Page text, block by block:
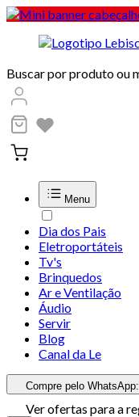
Buscar por produto ou
Menu
Dia dos Pais
Eletroportáteis
Tv's
Brinquedos
Ar e Ventilação
Áudio
Servir
Blog
Canal da Le
Compre pelo
Ver ofertas para a